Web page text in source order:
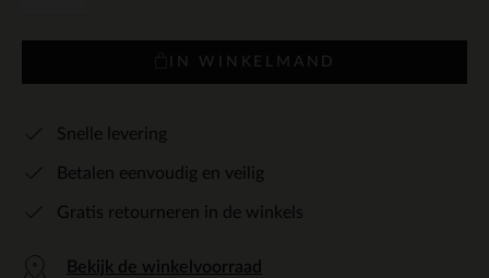
IN WINKELMAND
Snelle levering
Betalen eenvoudig en veilig
Gratis retourneren in de winkels
Bekijk de winkelvoorraad